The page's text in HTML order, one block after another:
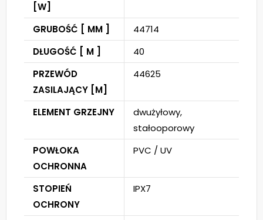
[W]
GRUBOŚĆ [ MM ]
44714
DŁUGOŚĆ [ M ]
40
PRZEWÓD
ZASILAJĄCY [M]
44625
ELEMENT GRZEJNY
dwużyłowy,
stałooporowy
POWŁOKA
OCHRONNA
PVC / UV
STOPIEŃ
OCHRONY
IPX7